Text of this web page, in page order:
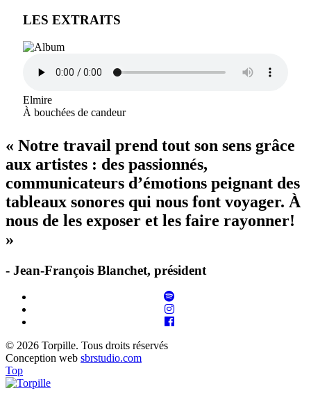
LES EXTRAITS
Elmire
À bouchées de candeur
« Notre travail prend tout son sens grâce
aux artistes : des passionnés,
communicateurs d’émotions peignant des
tableaux sonores qui nous font voyager. À
nous de les exposer et les faire rayonner!
»
- Jean-François Blanchet, président
© 2026 Torpille. Tous droits réservés
Conception web sbrstudio.com
Top